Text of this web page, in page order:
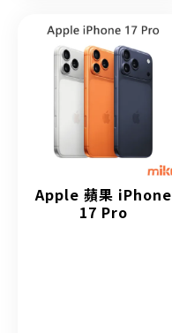
Apple 蘋果 iPhone
17 Pro